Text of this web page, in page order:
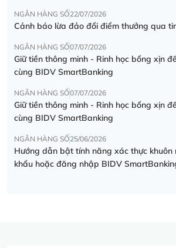
NGÂN HÀNG SỐ22/07/2026
Cảnh báo lừa đảo đổi điểm thưởng qua
NGÂN HÀNG SỐ07/07/2026
Giữ tiền thông minh - Rinh học bổng xịn
cùng BIDV SmartBanking
NGÂN HÀNG SỐ07/07/2026
Giữ tiền thông minh - Rinh học bổng xịn
cùng BIDV SmartBanking
NGÂN HÀNG SỐ25/06/2026
Hướng dẫn bật tính năng xác thực khuôn
khẩu hoặc đăng nhập BIDV